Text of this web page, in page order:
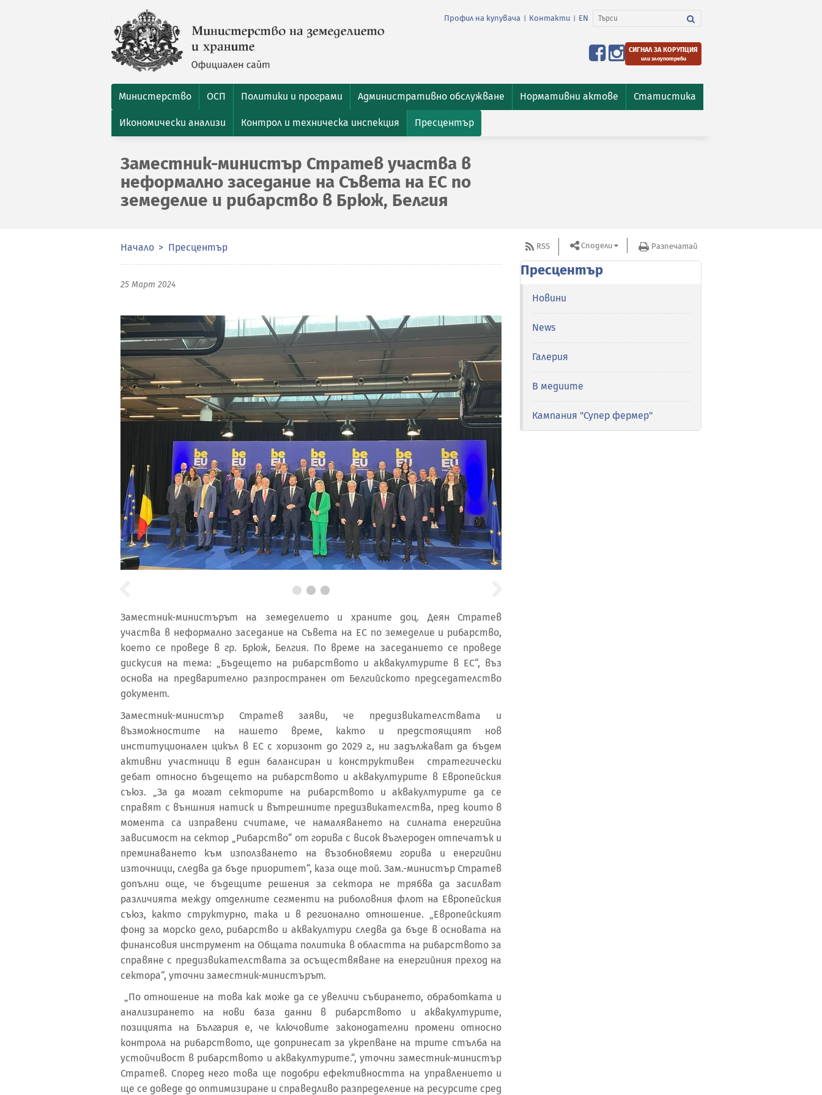
Профил на купувача Контакти EN
СИГНАЛ ЗА КОРУПЦИЯ
или злоупотреби
Министерство ОСП Политики и програми Административно обслужване Нормативни актове Статистика
Икономически анализи Контрол и техническа инспекция Пресцентър
Заместник-министър Стратев участва в
неформално заседание на Съвета на ЕС по
земеделие и рибарство в Брюж, Белгия
Начало Пресцентър
25 Март 2024
Заместник-министърът на земеделието и храните доц. Деян Стратев
участва в неформално заседание на Съвета на ЕС по земеделие и рибарство,
което се проведе в гр. Брюж, Белгия. По време на заседанието се проведе
дискусия на тема: „Бъдещето на рибарството и аквакултурите в ЕС“, въз
основа на предварително разпространен от Белгийското председателство
документ.
Заместник-министър Стратев заяви, че предизвикателствата и
възможностите на нашето време, както и предстоящият нов
институционален цикъл в ЕС с хоризонт до 2029 г., ни задължават да бъдем
активни участници в един балансиран и конструктивен стратегически
дебат относно бъдещето на рибарството и аквакултурите в Европейския
съюз. „За да могат секторите на рибарството и аквакултурите да се
справят с външния натиск и вътрешните предизвикателства, пред които в
момента са изправени считаме, че намаляването на силната енергийна
зависимост на сектор „Рибарство“ от горива с висок въглероден отпечатък и
преминаването към използването на възобновяеми горива и енергийни
източници, следва да бъде приоритет“, каза още той. Зам.-министър Стратев
допълни още, че бъдещите решения за сектора не трябва да засилват
различията между отделните сегменти на риболовния флот на Европейския
съюз, както структурно, така и в регионално отношение. „Европейският
фонд за морско дело, рибарство и аквакултури следва да бъде в основата на
финансовия инструмент на Общата политика в областта на рибарството за
справяне с предизвикателствата за осъществяване на енергийния преход на
сектора“, уточни заместник-министърът.
„По отношение на това как може да се увеличи събирането, обработката и
анализирането на нови база данни в рибарството и аквакултурите,
позицията на България е, че ключовите законодателни промени относно
контрола на рибарството, ще допринесат за укрепване на трите стълба на
устойчивост в рибарството и аквакултурите.“, уточни заместник-министър
Стратев. Според него това ще подобри ефективността на управлението и
ще се доведе до оптимизиране и справедливо разпределение на ресурсите сред
RSS Сподели Разпечатай
Пресцентър
Новини
News
Галерия
В медиите
Кампания "Супер фермер"